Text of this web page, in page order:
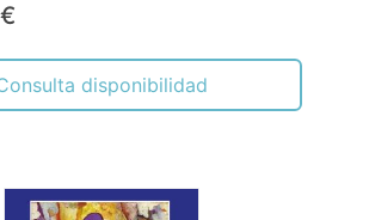
disponibilidad